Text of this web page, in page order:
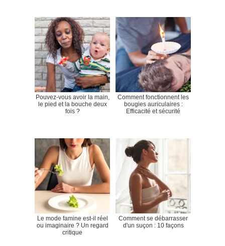
Pouvez-vous avoir la main,
le pied et la bouche deux
fois ?
Comment fonctionnent les
bougies auriculaires :
Efficacité et sécurité
Le mode famine est-il réel
ou imaginaire ? Un regard
critique
Comment se débarrasser
d'un suçon : 10 façons